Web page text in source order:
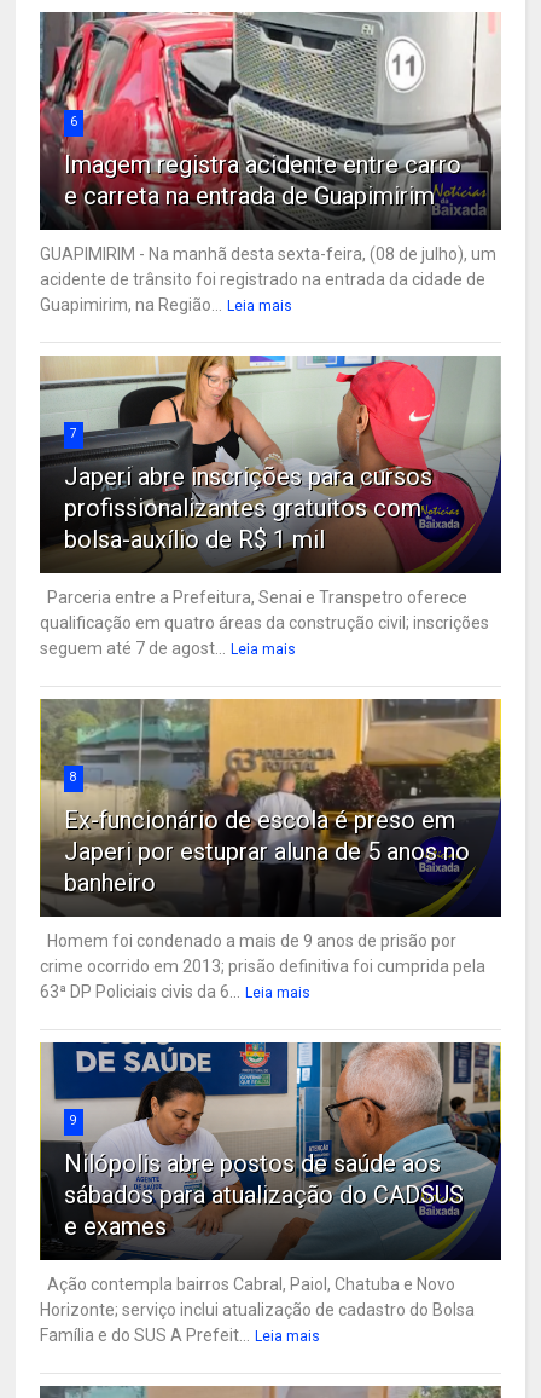
6
Imagem registra acidente entre carro
e carreta na entrada de Guapimirim
GUAPIMIRIM - Na manhã desta sexta-feira, (08 de julho), um
acidente de trânsito foi registrado na entrada da cidade de
Guapimirim, na Região...
Leia mais
7
Japeri abre inscrições para cursos
profissionalizantes gratuitos com
bolsa-auxílio de R$ 1 mil
Parceria entre a Prefeitura, Senai e Transpetro oferece
qualificação em quatro áreas da construção civil; inscrições
seguem até 7 de agost...
Leia mais
8
Ex-funcionário de escola é preso em
Japeri por estuprar aluna de 5 anos no
banheiro
Homem foi condenado a mais de 9 anos de prisão por
crime ocorrido em 2013; prisão definitiva foi cumprida pela
63ª DP Policiais civis da 6...
Leia mais
9
Nilópolis abre postos de saúde aos
sábados para atualização do CADSUS
e exames
Ação contempla bairros Cabral, Paiol, Chatuba e Novo
Horizonte; serviço inclui atualização de cadastro do Bolsa
Família e do SUS A Prefeit...
Leia mais